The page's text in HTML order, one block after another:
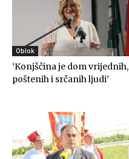
Oblok
‘Konjščina je dom vrijednih,
poštenih i srčanih ljudi’